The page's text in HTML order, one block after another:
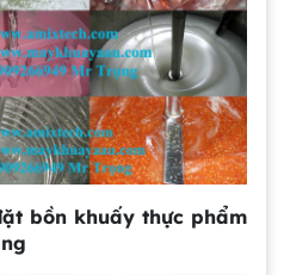
bồn khuấy thực phẩm